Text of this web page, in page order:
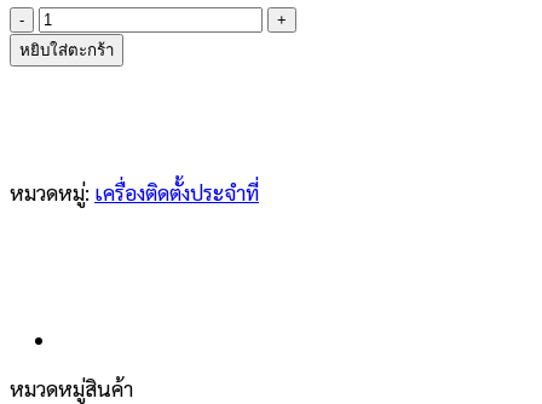
จำนวน
ICOM
IC-
Band
100W
หยิบใส่ตะกร้า
หมวดหมู่: เครื่องติดตั้งประจำที่
หมวดหมู่สินค้า